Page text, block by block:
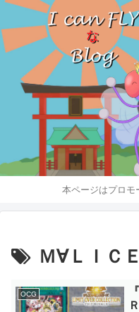
本ページはプロモ
Ｍ∀ＬＩＣＥ
OCG